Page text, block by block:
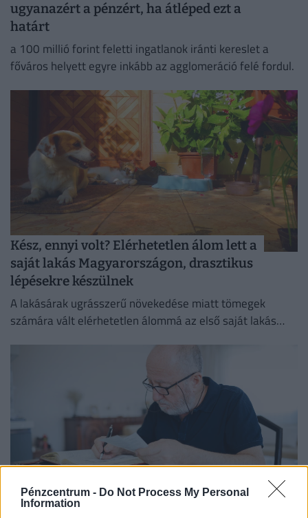
Pénzcentrum - Do Not Process My Personal
Information
ugyanazért a pénzért, ha átléped ezt a
határt
a 100 millió forint feletti ingatlanok iránti kereslet a
főváros helyett egyre inkább az agglomeráció felé fordul.
Kész, ennyi volt? Elérhetetlen álom lett a
saját lakás Magyarországon, drasztikus
lépésekre készülnek
A lakásárak ugrásszerű növekedése miatt tömegek
számára vált elérhetetlen álommá az első saját lakás